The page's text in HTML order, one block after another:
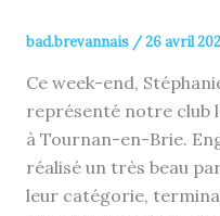
bad.brevannais /26 avril
Ce week-end,
représenté notre club
à Tournan-en-Brie.
réalisé un très beau
leur catégorie,